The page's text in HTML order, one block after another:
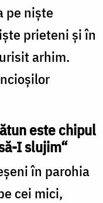
pe nişte
prieteni şi în
arhim.
este chipul
I slujim“
în parohia
cei mici,